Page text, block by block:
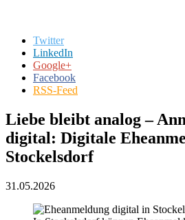
Twitter
LinkedIn
Google+
Facebook
RSS-Feed
Liebe bleibt analog –
digital: Digitale
Stockelsdorf
31.05.2026